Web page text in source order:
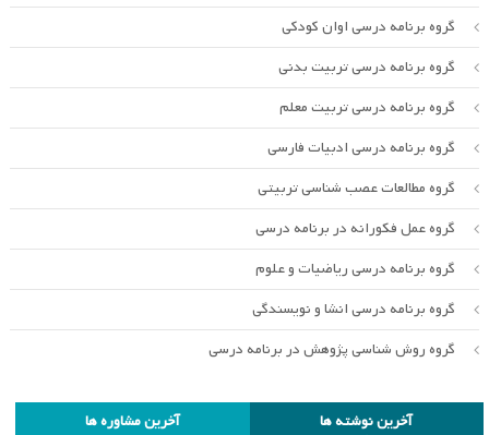
گروه برنامه درسی اوان کودکی
گروه برنامه درسی تربیت بدنی
گروه برنامه درسی تربیت معلم
گروه برنامه درسی ادبیات فارسی
گروه مطالعات عصب شناسی تربیتی
گروه عمل فکورانه در برنامه درسی
گروه برنامه درسی ریاضیات و علوم
گروه برنامه درسی انشا و نویسندگی
گروه روش شناسی پژوهش در برنامه درسی
آخرین نوشته ها آخرین مشاوره ها